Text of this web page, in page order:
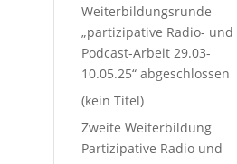
Weiterbildungsrunde
„partizipative Radio- und
Podcast-Arbeit 29.03-
10.05.25“ abgeschlossen
(kein Titel)
Zweite Weiterbildung
Partizipative Radio und